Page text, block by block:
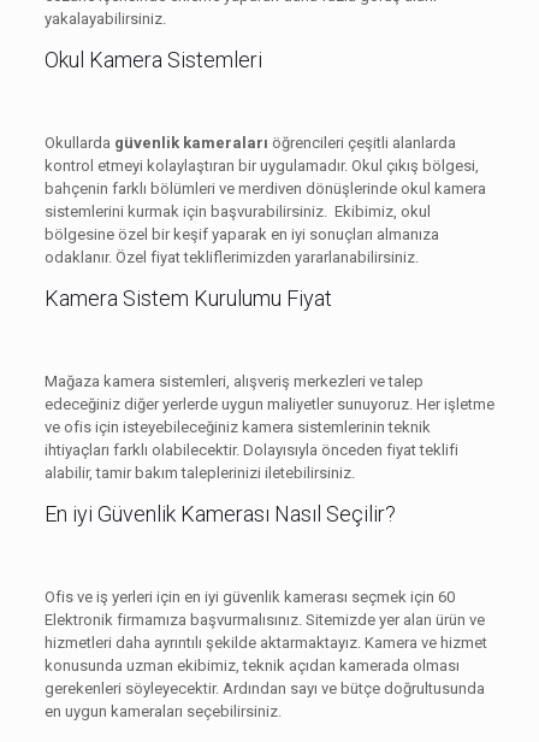
yakalayabilirsiniz.
Okul Kamera Sistemleri
Okullarda güvenlik kameraları öğrencileri çeşitli alanlarda
kontrol etmeyi kolaylaştıran bir uygulamadır. Okul çıkış bölgesi,
bahçenin farklı bölümleri ve merdiven dönüşlerinde okul kamera
sistemlerini kurmak için başvurabilirsiniz. Ekibimiz, okul
bölgesine özel bir keşif yaparak en iyi sonuçları almanıza
odaklanır. Özel fiyat tekliflerimizden yararlanabilirsiniz.
Kamera Sistem Kurulumu Fiyat
Mağaza kamera sistemleri, alışveriş merkezleri ve talep
edeceğiniz diğer yerlerde uygun maliyetler sunuyoruz. Her işletme
ve ofis için isteyebileceğiniz kamera sistemlerinin teknik
ihtiyaçları farklı olabilecektir. Dolayısıyla önceden fiyat teklifi
alabilir, tamir bakım taleplerinizi iletebilirsiniz.
En iyi Güvenlik Kamerası Nasıl Seçilir?
Ofis ve iş yerleri için en iyi güvenlik kamerası seçmek için 60
Elektronik firmamıza başvurmalısınız. Sitemizde yer alan ürün ve
hizmetleri daha ayrıntılı şekilde aktarmaktayız. Kamera ve hizmet
konusunda uzman ekibimiz, teknik açıdan kamerada olması
gerekenleri söyleyecektir. Ardından sayı ve bütçe doğrultusunda
en uygun kameraları seçebilirsiniz.